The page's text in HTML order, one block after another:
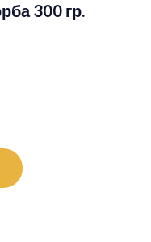
300 гр.